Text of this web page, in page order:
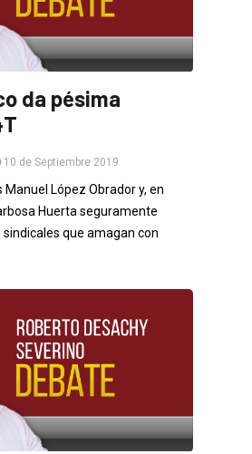
da pésima
10 de Septiembre 2019
López Obrador y, en
Huerta seguramente
que amagan con